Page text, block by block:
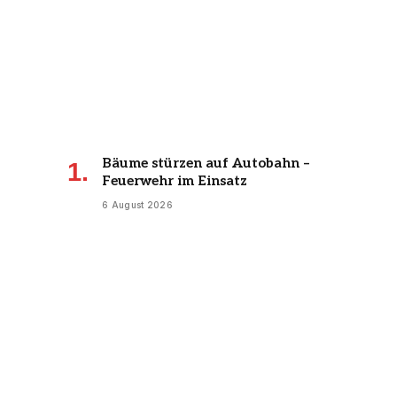
Bäume stürzen auf Autobahn –
Feuerwehr im Einsatz
6 August 2026